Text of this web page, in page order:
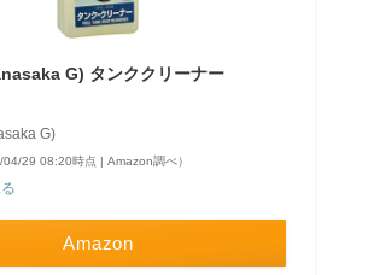
G) タンククリーナー
G)
04/29 08:20時点 | Amazon調べ）
Amazon